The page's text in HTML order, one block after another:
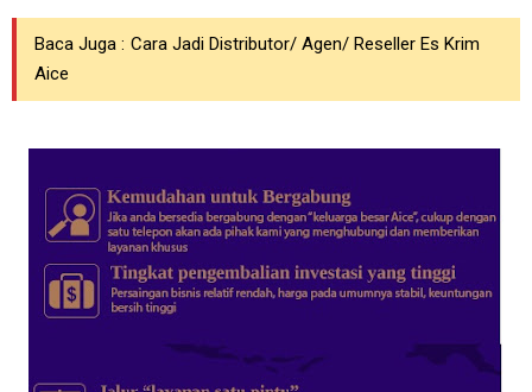
Baca Juga : Cara Jadi Distributor/ Agen/ Reseller Es Krim
Aice